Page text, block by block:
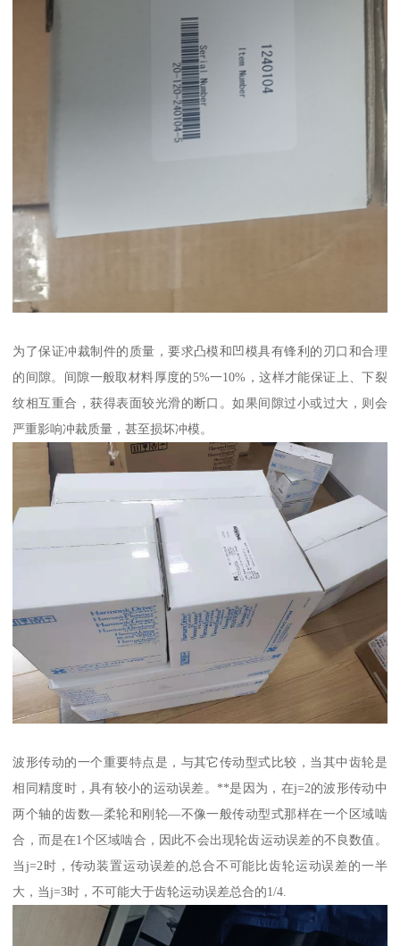
为了保证冲裁制件的质量，要求凸模和凹模具有锋利的刃口和合理
的间隙。间隙一般取材料厚度的5%一10%，这样才能保证上、下裂
纹相互重合，获得表面较光滑的断口。如果间隙过小或过大，则会
严重影响冲裁质量，甚至损坏冲模。
波形传动的一个重要特点是，与其它传动型式比较，当其中齿轮是
相同精度时，具有较小的运动误差。**是因为，在j=2的波形传动中
两个轴的齿数—柔轮和刚轮—不像一般传动型式那样在一个区域啮
合，而是在1个区域啮合，因此不会出现轮齿运动误差的不良数值。
当j=2时，传动装置运动误差的总合不可能比齿轮运动误差的一半
大，当j=3时，不可能大于齿轮运动误差总合的1/4.